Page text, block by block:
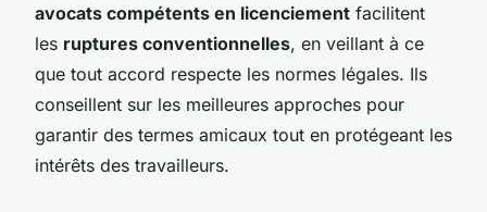
avocats compétents en licenciement facilitent
les ruptures conventionnelles, en veillant à ce
que tout accord respecte les normes légales. Ils
conseillent sur les meilleures approches pour
garantir des termes amicaux tout en protégeant les
intérêts des travailleurs.